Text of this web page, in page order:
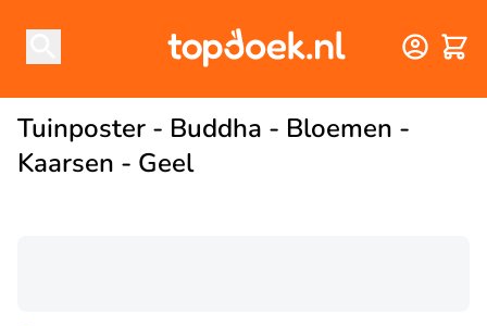
Tuinposter - Buddha - Bloemen -
Kaarsen - Geel